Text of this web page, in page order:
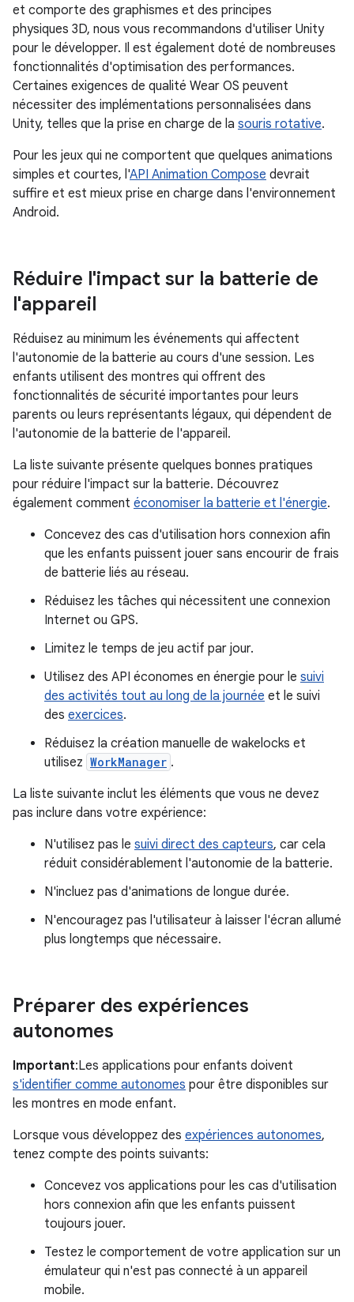
et comporte des graphismes et des principes
physiques 3D, nous vous recommandons d'utiliser Unity
pour le développer. Il est également doté de nombreuses
fonctionnalités d'optimisation des performances.
Certaines exigences de qualité Wear OS peuvent
nécessiter des implémentations personnalisées dans
Unity, telles que la prise en charge de la souris rotative.
Pour les jeux qui ne comportent que quelques animations
simples et courtes, l'API Animation Compose devrait
suffire et est mieux prise en charge dans l'environnement
Android.
Réduire l'impact sur la batterie de
l'appareil
Réduisez au minimum les événements qui affectent
l'autonomie de la batterie au cours d'une session. Les
enfants utilisent des montres qui offrent des
fonctionnalités de sécurité importantes pour leurs
parents ou leurs représentants légaux, qui dépendent de
l'autonomie de la batterie de l'appareil.
La liste suivante présente quelques bonnes pratiques
pour réduire l'impact sur la batterie. Découvrez
également comment économiser la batterie et l'énergie.
Concevez des cas d'utilisation hors connexion afin
que les enfants puissent jouer sans encourir de frais
de batterie liés au réseau.
Réduisez les tâches qui nécessitent une connexion
Internet ou GPS.
Limitez le temps de jeu actif par jour.
Utilisez des API économes en énergie pour le suivi
des activités tout au long de la journée et le suivi
des exercices.
Réduisez la création manuelle de wakelocks et
utilisez WorkManager .
La liste suivante inclut les éléments que vous ne devez
pas inclure dans votre expérience:
N'utilisez pas le suivi direct des capteurs, car cela
réduit considérablement l'autonomie de la batterie.
N'incluez pas d'animations de longue durée.
N'encouragez pas l'utilisateur à laisser l'écran allumé
plus longtemps que nécessaire.
Préparer des expériences
autonomes
Important:Les applications pour enfants doivent
s'identifier comme autonomes pour être disponibles sur
les montres en mode enfant.
Lorsque vous développez des expériences autonomes,
tenez compte des points suivants:
Concevez vos applications pour les cas d'utilisation
hors connexion afin que les enfants puissent
toujours jouer.
Testez le comportement de votre application sur un
émulateur qui n'est pas connecté à un appareil
mobile.